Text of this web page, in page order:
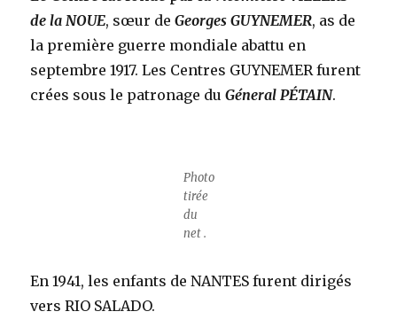
de la NOUE, sœur deGeorges GUYNEMER, as de
la première guerre mondiale abattu en
septembre 1917. Les Centres GUYNEMER furent
crées sous le patronage duGéneral PÉTAIN.
Photo
tirée
du
net .
En 1941, les enfants de NANTES furent dirigés
vers RIO SALADO.